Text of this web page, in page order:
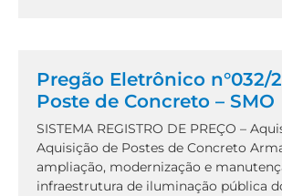
Pregão Eletrônico n°032/
Poste de Concreto – SMO
SISTEMA REGISTRO DE PREÇO –
Aquisição de Postes de Concreto
ampliação, modernização e
infraestrutura de iluminação pública